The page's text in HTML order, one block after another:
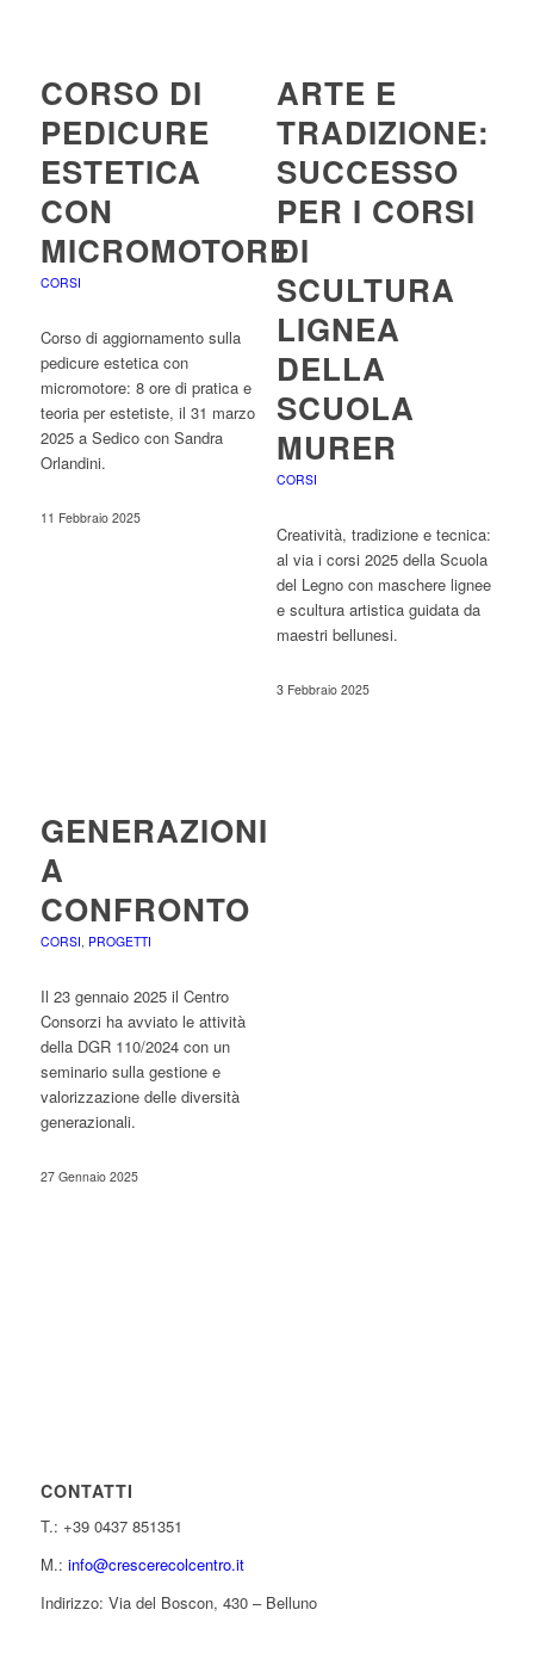
CORSO DI
PEDICURE
ESTETICA
CON
MICROMOTORE
CORSI
Corso di aggiornamento sulla
pedicure estetica con
micromotore: 8 ore di pratica e
teoria per estetiste, il 31 marzo
2025 a Sedico con Sandra
Orlandini.
11 Febbraio 2025
ARTE E
TRADIZIONE:
SUCCESSO
PER I CORSI
DI
SCULTURA
LIGNEA
DELLA
SCUOLA
MURER
CORSI
Creatività, tradizione e tecnica:
al via i corsi 2025 della Scuola
del Legno con maschere lignee
e scultura artistica guidata da
maestri bellunesi.
3 Febbraio 2025
GENERAZIONI
A
CONFRONTO
CORSI, PROGETTI
Il 23 gennaio 2025 il Centro
Consorzi ha avviato le attività
della DGR 110/2024 con un
seminario sulla gestione e
valorizzazione delle diversità
generazionali.
27 Gennaio 2025
CONTATTI
T.: +39 0437 851351
M.: info@crescerecolcentro.it
Indirizzo: Via del Boscon, 430 – Belluno